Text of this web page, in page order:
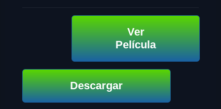
Ver
Película
Descargar